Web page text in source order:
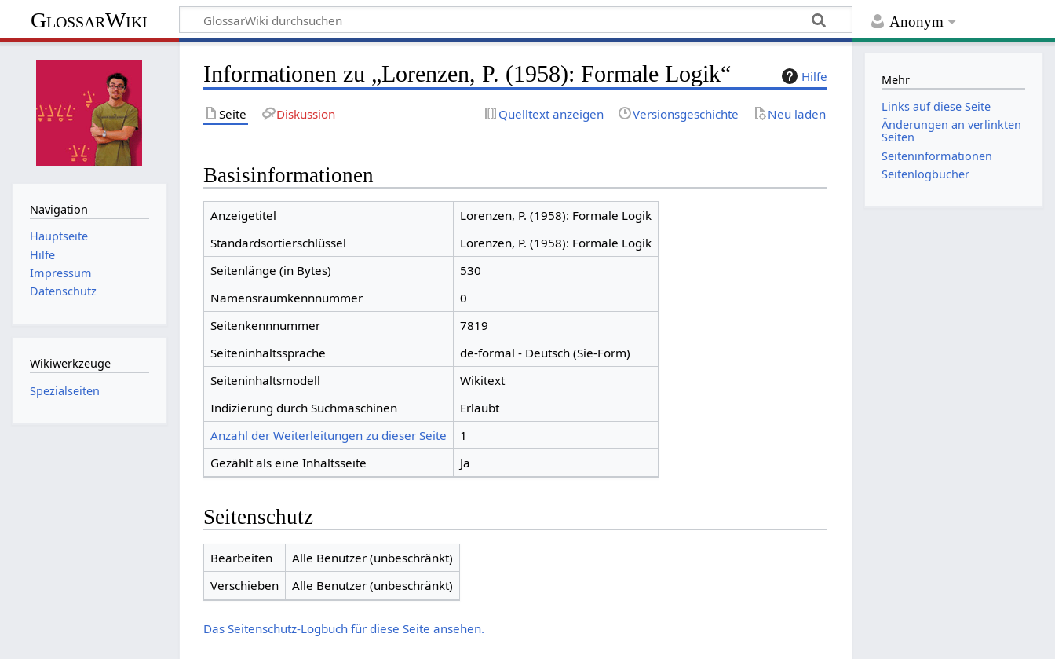
Anonym
GlossarWiki
Hilfe
Informationen zu „Lorenzen, P. (1958): Formale Logik“
Seite Diskussion Quelltext anzeigen Versionsgeschichte Neu laden
Basisinformationen
Anzeigetitel
Lorenzen, P. (1958): Formale Logik
Standardsortierschlüssel
Lorenzen, P. (1958): Formale Logik
Seitenlänge (in Bytes)
530
Namensraumkennnummer
0
Seitenkennnummer
7819
Seiteninhaltssprache
de-formal - Deutsch (Sie-Form)
Seiteninhaltsmodell
Wikitext
Indizierung durch Suchmaschinen
Erlaubt
Anzahl der Weiterleitungen zu dieser Seite
1
Gezählt als eine Inhaltsseite
Ja
Seitenschutz
Bearbeiten
Alle Benutzer (unbeschränkt)
Verschieben
Alle Benutzer (unbeschränkt)
Das Seitenschutz-Logbuch für diese Seite ansehen.
Navigation
Hauptseite
Hilfe
Impressum
Datenschutz
Wikiwerkzeuge
Spezialseiten
Mehr
Links auf diese Seite
Änderungen an verlinkten
Seiten
Seiten­­informationen
Seitenlogbücher